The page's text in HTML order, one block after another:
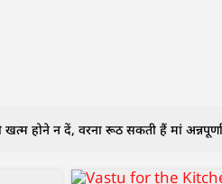
होने न दें, वरना रूठ सकती हैं मां